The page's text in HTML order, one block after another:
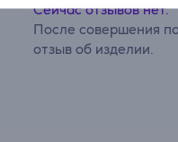
Сейчас отзывов нет.
После совершения
отзыв об изделии.